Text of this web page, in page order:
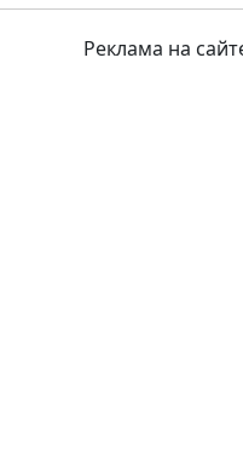
Реклама на